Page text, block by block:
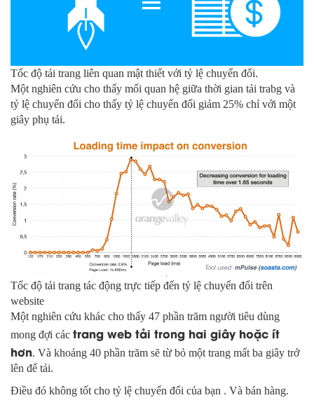
Tốc độ tải trang liên quan mật thiết với tỷ lệ chuyển đổi.
Một nghiên cứu cho thấy mối quan hệ giữa thời gian tải trabg và
tỷ lệ chuyển đổi cho thấy tỷ lệ chuyển đổi giảm 25% chỉ với một
giây phụ tải.
Tốc độ tải trang tác động trực tiếp đến tỷ lệ chuyển đổi trên
website
Một nghiên cứu khác cho thấy 47 phần trăm người tiêu dùng
mong đợi các trang web tải trong hai giây hoặc ít
hơn. Và khoảng 40 phần trăm sẽ từ bỏ một trang mất ba giây trở
lên để tải.
Điều đó không tốt cho tỷ lệ chuyển đổi của bạn . Và bán hàng.